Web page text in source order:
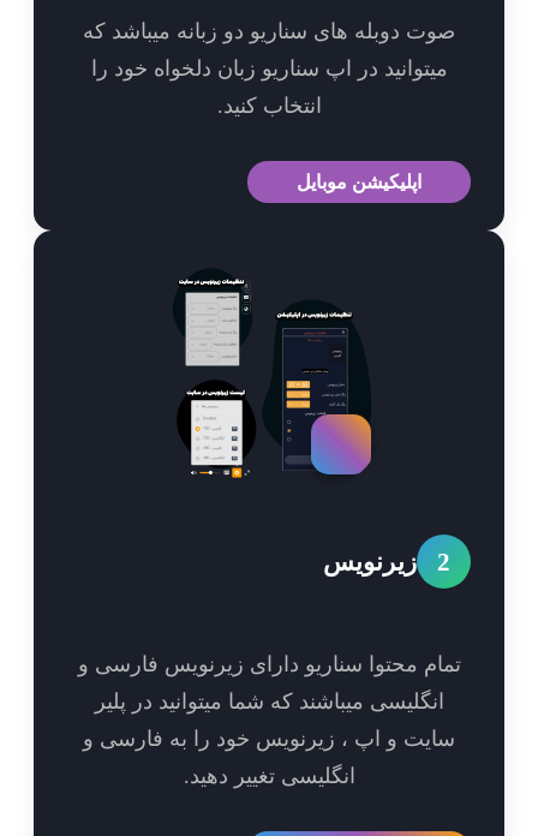
دوبله های سناریو دو زبانه میباشد که
میتوانید در اپ سناریو زبان دلخواه خود را
انتخاب کنید.
اپلیکیشن موبایل
زیرنویس
محتوا سناریو دارای زیرنویس فارسی و
انگلیسی میباشند که شما میتوانید در پلیر
و اپ ، زیرنویس خود را به فارسی و
انگلیسی تغییر دهید.